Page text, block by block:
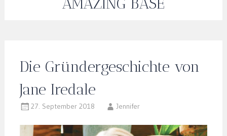
Die Gründergeschichte von
Jane Iredale
27. September 2018 Jennifer